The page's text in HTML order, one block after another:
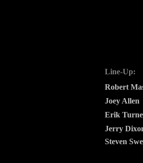
Line-Up:
Robert
Joey Allen
Erik
Jerry
Steven